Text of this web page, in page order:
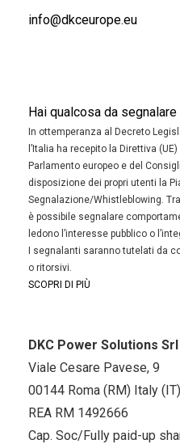
info@dkceurope.eu
Hai qualcosa da segnalare
In ottemperanza al Decreto
l’Italia ha recepito la Direttiva
Parlamento europeo e del
disposizione dei propri utenti la
Segnalazione/Whistleblowing.
è possibile segnalare
ledono l’interesse pubblico o
I segnalanti saranno tutelati da
o ritorsivi.
SCOPRI DI PIÙ
DKC Power Solutions Srl
Viale Cesare Pavese, 9
00144 Roma (RM) Italy (IT)
REA RM 1492666
Cap. Soc/Fully paid-up